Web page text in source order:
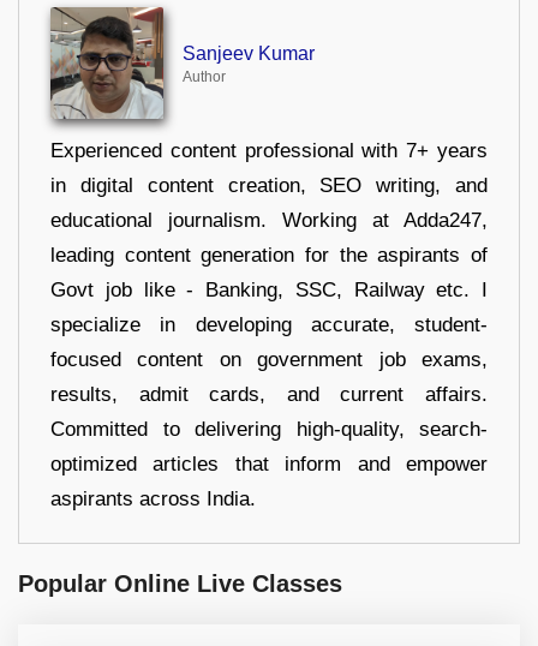
Sanjeev Kumar
Author
Experienced content professional with 7+ years
in digital content creation, SEO writing, and
educational journalism. Working at Adda247,
leading content generation for the aspirants of
Govt job like - Banking, SSC, Railway etc. I
specialize in developing accurate, student-
focused content on government job exams,
results, admit cards, and current affairs.
Committed to delivering high-quality, search-
optimized articles that inform and empower
aspirants across India.
Popular Online Live Classes